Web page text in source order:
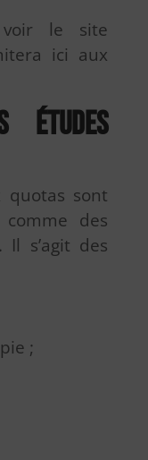
le site
ici aux
études
quotas sont
comme des
s’agit des
;